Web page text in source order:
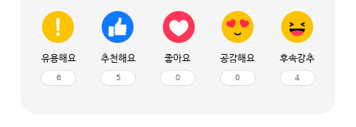
유용해요
6
추천해요
5
좋아요
0
공감해요
0
후속강추
4